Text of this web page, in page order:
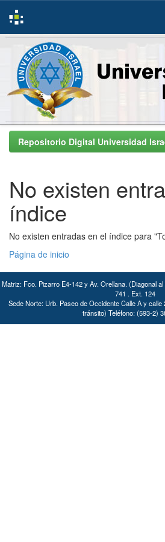
Skip
navigationRepositorio Digital Universidad
No existen
índice
No existen entradas en el índice para
Página de inicio
Matriz: Fco. Pizarro E4-142 y Av. Orellana. (Diagonal
741 . Ext. 124
Sede Norte: Urb. Paseo de Occidente Calle A y
tránsito) Teléfono: (593-2)